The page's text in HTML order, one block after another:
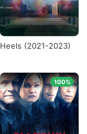
Heels (2021-2023)
100%